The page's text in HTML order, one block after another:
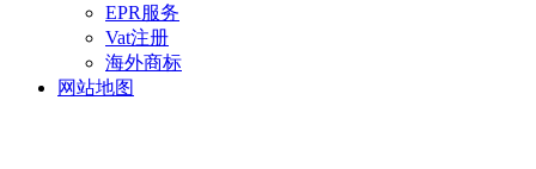
EPR服务
Vat注册
海外商标
网站地图